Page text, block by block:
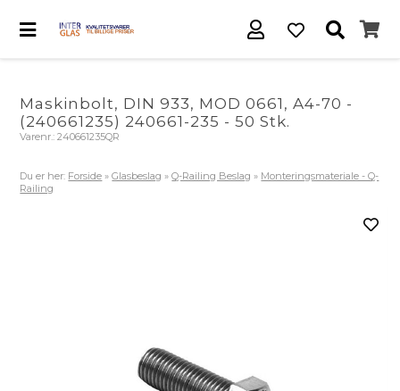
Maskinbolt, DIN 933, MOD 0661, A4-70 -
(240661235) 240661-235 - 50 Stk.
Varenr.:240661235QR
Du er her: Forside »Glasbeslag »Q-Railing Beslag » Monteringsmateriale - Q-
Railing